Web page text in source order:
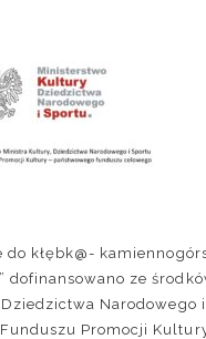
do kłębk@-
dofinansowano ze
Narodowego
Promocji